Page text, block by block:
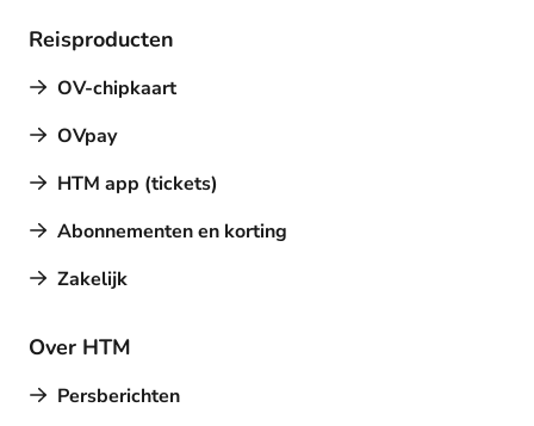
Reisproducten
OV-chipkaart
OVpay
HTM app (tickets)
Abonnementen en korting
Zakelijk
Over HTM
Persberichten